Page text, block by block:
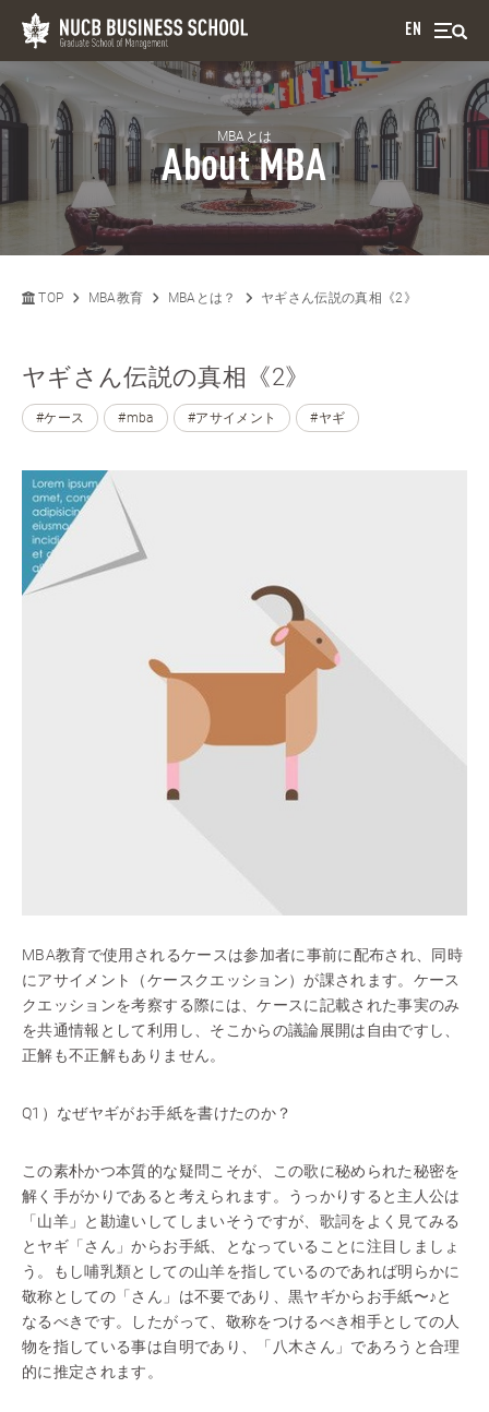
EN
MBAとは
About MBA
TOP MBA教育 MBAとは？ ヤギさん伝説の真相《2》
ヤギさん伝説の真相《2》
#ケース #mba #アサイメント #ヤギ
MBA教育で使用されるケースは参加者に事前に配布され、同時
にアサイメント（ケースクエッション）が課されます。ケース
クエッションを考察する際には、ケースに記載された事実のみ
を共通情報として利用し、そこからの議論展開は自由ですし、
正解も不正解もありません。
Q1）なぜヤギがお手紙を書けたのか？
この素朴かつ本質的な疑問こそが、この歌に秘められた秘密を
解く手がかりであると考えられます。うっかりすると主人公は
「山羊」と勘違いしてしまいそうですが、歌詞をよく見てみる
とヤギ「さん」からお手紙、となっていることに注目しましょ
う。もし哺乳類としての山羊を指しているのであれば明らかに
敬称としての「さん」は不要であり、黒ヤギからお手紙〜♪と
なるべきです。したがって、敬称をつけるべき相手としての人
物を指している事は自明であり、「八木さん」であろうと合理
的に推定されます。